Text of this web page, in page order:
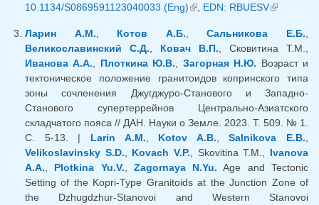
ссылка)
10.1134/S0869591123040033 (Eng)(внешняя ссылка)
EDN: RBUESV(внешняя
Ларин А.М.
Котов А.Б. ,Сальникова Е.Б.
Великославинский С.Д.
Ковач В.П. , Сковитина Т.М.,
Иванова А.А.
Плоткина Ю.В. Загорная Н.Ю. Возраст и
тектоническое положение гранитоидов копринского типа
зоны сочленения Джугджуро-Станового и Западно-
Станового супертеррейнов Центрально-Азиатского
складчатого пояса // ДАН. Науки о Земле. 2023. Т. 509. № 1.
С. 5-13. | Larin A.M. Kotov A.B. ,Salnikova E.B.
Velikoslavinsky S.D.
Kovach V.P. , Skovitina T.M., Ivanova
A.A.
Plotkina Yu.V. Zagornaya N.Yu. Age and Tectonic
Setting of the Kopri-Type Granitoids at the Junction Zone of
the Dzhugdzhur-Stanovoi and Western Stanovoi